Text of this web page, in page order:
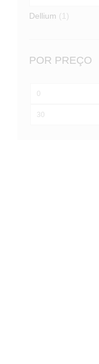
Dellium (1)
POR PREÇO
Preço
Preço